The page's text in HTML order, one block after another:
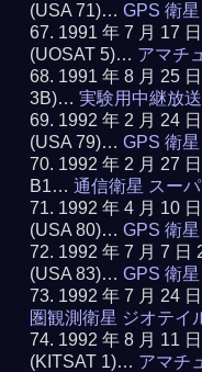
(USA 71)…GPS 衛
1991 年 7 月 17
(UOSAT 5)… アマチ
1991 年 8 月 25
3B)…実験用中継放
1992 年 2 月 24
(USA 79)…GPS 衛
1992 年 2 月 27
B1…通信衛星 スー
1992 年 4 月 10
(USA 80)…GPS 衛
1992 年 7 月 7 日
(USA 83)…GPS 衛
1992 年 7 月 24
圏観測衛星 ジオテイ
1992 年 8 月 11
(KITSAT 1)… アマチ